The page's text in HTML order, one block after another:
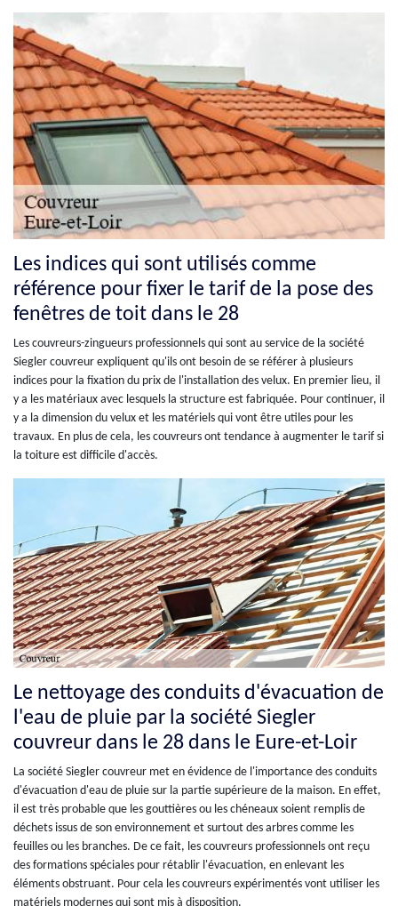
Les indices qui sont utilisés comme
référence pour fixer le tarif de la pose des
fenêtres de toit dans le 28
Les couvreurs-zingueurs professionnels qui sont au service de la société
Siegler couvreur expliquent qu'ils ont besoin de se référer à plusieurs
indices pour la fixation du prix de l'installation des velux. En premier lieu, il
y a les matériaux avec lesquels la structure est fabriquée. Pour continuer, il
y a la dimension du velux et les matériels qui vont être utiles pour les
travaux. En plus de cela, les couvreurs ont tendance à augmenter le tarif si
la toiture est difficile d'accès.
Le nettoyage des conduits d'évacuation de
l'eau de pluie par la société Siegler
couvreur dans le 28 dans le Eure-et-Loir
La société Siegler couvreur met en évidence de l'importance des conduits
d'évacuation d'eau de pluie sur la partie supérieure de la maison. En effet,
il est très probable que les gouttières ou les chéneaux soient remplis de
déchets issus de son environnement et surtout des arbres comme les
feuilles ou les branches. De ce fait, les couvreurs professionnels ont reçu
des formations spéciales pour rétablir l'évacuation, en enlevant les
éléments obstruant. Pour cela les couvreurs expérimentés vont utiliser les
matériels modernes qui sont mis à disposition.